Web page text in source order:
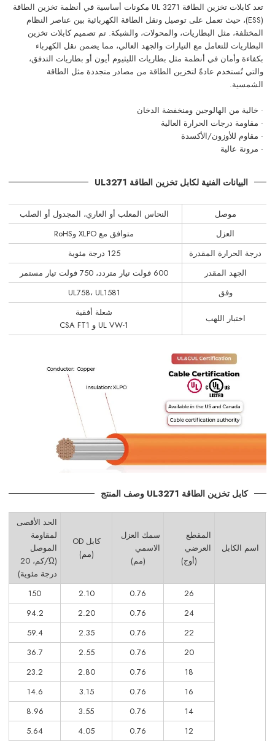
تعد كابلات تخزين الطاقة UL 3271 مكونات أساسية في أنظمة تخزين الطاقة
(ESS)، حيث تعمل على توصيل ونقل الطاقة الكهربائية بين عناصر النظام
المختلفة، مثل البطاريات، والمحولات، والشبكة. تم تصميم كابلات تخزين
البطاريات للتعامل مع التيارات والجهد العالي، مما يضمن نقل الكهرباء
بكفاءة وأمان في أنظمة مثل بطاريات الليثيوم أيون أو بطاريات التدفق،
والتي تُستخدم عادةً لتخزين الطاقة من مصادر متجددة مثل الطاقة
الشمسية.
· خالية من الهالوجين ومنخفضة الدخان
· مقاومة درجات الحرارة العالية
· مقاوم للأوزون/الأكسدة
· مرونة عالية
البيانات الفنية لكابل تخزين الطاقة UL3271
موصل
النحاس المعلب أو العاري، المجدول أو الصلب
العزل
متوافق مع XLPO وRoHS
درجة الحرارة المقدرة
125 درجة مئوية
الجهد المقدر
600 فولت تيار متردد، 750 فولت تيار مستمر
وفق
UL758، UL1581
اختبار اللهب
شعلة أفقية
UL VW-1 و CSA FT1
كابل تخزين الطاقة UL3271 وصف المنتج
اسم الكابل
المقطع
العرضي
(أوج)
سمك العزل
الاسمي
(مم)
كابل OD
(مم)
الحد الأقصى
لمقاومة
الموصل
(Ώ/كم، 20
درجة مئوية)
26
0.76
2.10
150
24
0.76
2.20
94.2
22
0.76
2.35
59.4
20
0.76
2.55
36.7
18
0.76
2.80
23.2
16
0.76
3.15
14.6
14
0.76
3.55
8.96
12
0.76
4.05
5.64